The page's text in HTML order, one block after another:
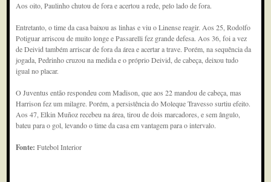
Aos oito, Paulinho chutou de fora e acertou a rede, pelo lado de fora.
Entretanto, o time da casa baixou as linhas e viu o Linense reagir. Aos 25, Rodolfo
Potiguar arriscou de muito longe e Passarelli fez grande defesa. Aos 36, foi a vez
de Deivid também arriscar de fora da área e acertar a trave. Porém, na sequência da
jogada, Pedrinho cruzou na medida e o próprio Deivid, de cabeça, deixou tudo
igual no placar.
O Juventus então respondeu com Madison, que aos 22 mandou de cabeça, mas
Harrison fez um milagre. Porém, a persistência do Moleque Travesso surtiu efeito.
Aos 47, Elkin Muñoz recebeu na área, tirou de dois marcadores, e sem ângulo,
bateu para o gol, levando o time da casa em vantagem para o intervalo.
Fonte:Futebol Interior